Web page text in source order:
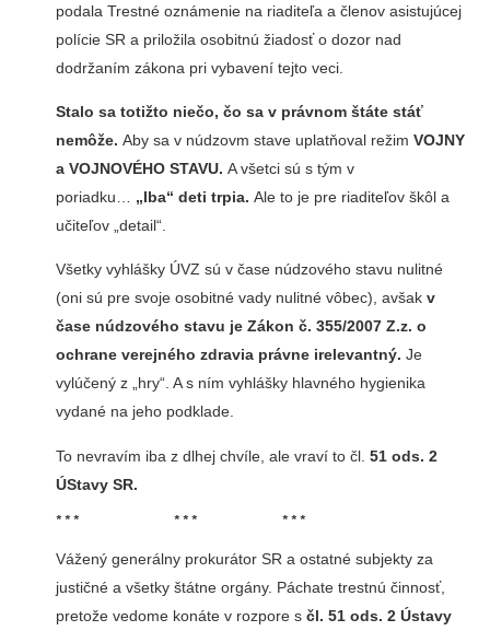
podala Trestné oznámenie na riaditeľa a členov asistujúcej
polície SR a priložila osobitnú žiadosť o dozor nad
dodržaním zákona pri vybavení tejto veci.
Stalo sa totižto niečo, čo sa v právnom štáte stáť
nemôže. Aby sa v núdzovm stave uplatňoval režim VOJNY
a VOJNOVÉHO STAVU. A všetci sú s tým v
poriadku… „Iba“ deti trpia. Ale to je pre riaditeľov škôl a
učiteľov „detail“.
Všetky vyhlášky ÚVZ sú v čase núdzového stavu nulitné
(oni sú pre svoje osobitné vady nulitné vôbec), avšak v
čase núdzového stavu je Zákon č. 355/2007 Z.z. o
ochrane verejného zdravia právne irelevantný. Je
vylúčený z „hry“. A s ním vyhlášky hlavného hygienika
vydané na jeho podklade.
To nevravím iba z dlhej chvíle, ale vraví to čl. 51 ods. 2
ÚStavy SR.
* * * * * * * * *
Vážený generálny prokurátor SR a ostatné subjekty za
justičné a všetky štátne orgány. Páchate trestnú činnosť,
pretože vedome konáte v rozpore s čl. 51 ods. 2 Ústavy